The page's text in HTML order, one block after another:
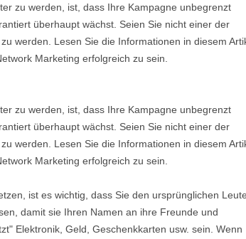
zu werden, ist, dass Ihre Kampagne unbegrenzt
überhaupt wächst. Seien Sie nicht einer der
werden. Lesen Sie die Informationen in diesem
Marketing erfolgreich zu sein.
zu werden, ist, dass Ihre Kampagne unbegrenzt
überhaupt wächst. Seien Sie nicht einer der
werden. Lesen Sie die Informationen in diesem
Marketing erfolgreich zu sein.
ist es wichtig, dass Sie den ursprünglichen
damit sie Ihren Namen an ihre Freunde und
Elektronik, Geld, Geschenkkarten usw. sein. Wenn